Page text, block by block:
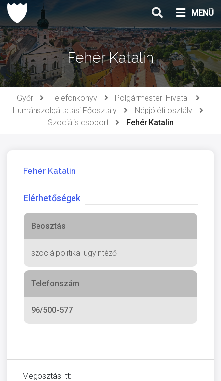
Ugrás
tartalomhoz
MENÜ
Fehér Katalin
Győr Telefonkönyv
Polgármesteri Hivatal
Humánszolgáltatási Főosztály
Népjóléti osztály
Szociális csoport
Fehér Katalin
Fehér Katalin
Elérhetőségek
Beosztás
szociálpolitikai ügyintéző
Telefonszám
96/500-577
Megosztás itt: